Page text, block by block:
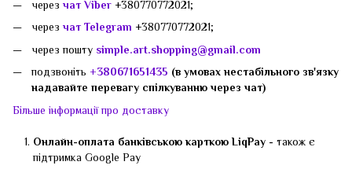
через чат Viber +380770772021;
через чат Telegram +380770772021;
через пошту simple.art.shopping@gmail.com
подзвоніть +380671651435 (в умовах нестабільного зв'язку
надавайте перевагу спілкуванню через чат)
Більше інформації про доставку
Онлайн-оплата банківською карткою LiqPay - також є
підтримка Google Pay